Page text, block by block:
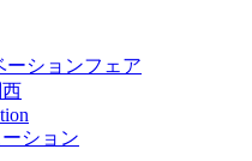
ションフェア
ション